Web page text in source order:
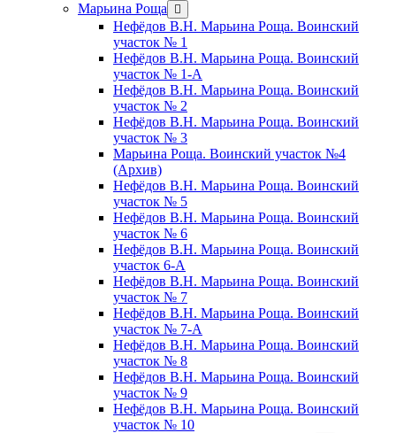
Марьина Роща
открыть
меню
Нефёдов В.Н. Марьина Роща. Воинский
участок № 1
Нефёдов В.Н. Марьина Роща. Воинский
участок № 1-А
Нефёдов В.Н. Марьина Роща. Воинский
участок № 2
Нефёдов В.Н. Марьина Роща. Воинский
участок № 3
Марьина Роща. Воинский участок №4
(Архив)
Нефёдов В.Н. Марьина Роща. Воинский
участок № 5
Нефёдов В.Н. Марьина Роща. Воинский
участок № 6
Нефёдов В.Н. Марьина Роща. Воинский
участок 6-А
Нефёдов В.Н. Марьина Роща. Воинский
участок № 7
Нефёдов В.Н. Марьина Роща. Воинский
участок № 7-А
Нефёдов В.Н. Марьина Роща. Воинский
участок № 8
Нефёдов В.Н. Марьина Роща. Воинский
участок № 9
Нефёдов В.Н. Марьина Роща. Воинский
участок № 10